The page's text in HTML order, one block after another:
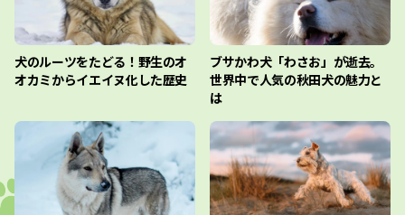
犬のルーツをたどる！野生のオ
オカミからイエイヌ化した歴史
ブサかわ犬「わさお」が逝去。
世界中で人気の秋田犬の魅力と
は